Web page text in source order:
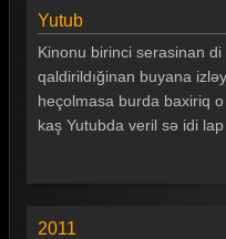
Yutub
Kinonu birinci serasinan
qaldirildığinan buyana
heçolmasa burda baxiriq
kaş Yutubda veril sə idi
2011